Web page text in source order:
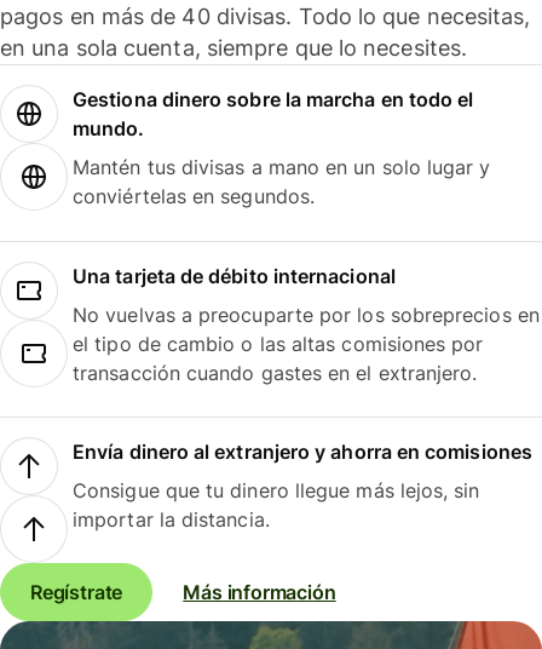
pagos en más de 40 divisas. Todo lo que necesitas,
en una sola cuenta, siempre que lo necesites.
Gestiona dinero sobre la marcha en todo el
mundo.
Mantén tus divisas a mano en un solo lugar y
conviértelas en segundos.
Una tarjeta de débito internacional
No vuelvas a preocuparte por los sobreprecios en
el tipo de cambio o las altas comisiones por
transacción cuando gastes en el extranjero.
Envía dinero al extranjero y ahorra en comisiones
Consigue que tu dinero llegue más lejos, sin
importar la distancia.
Regístrate Más información